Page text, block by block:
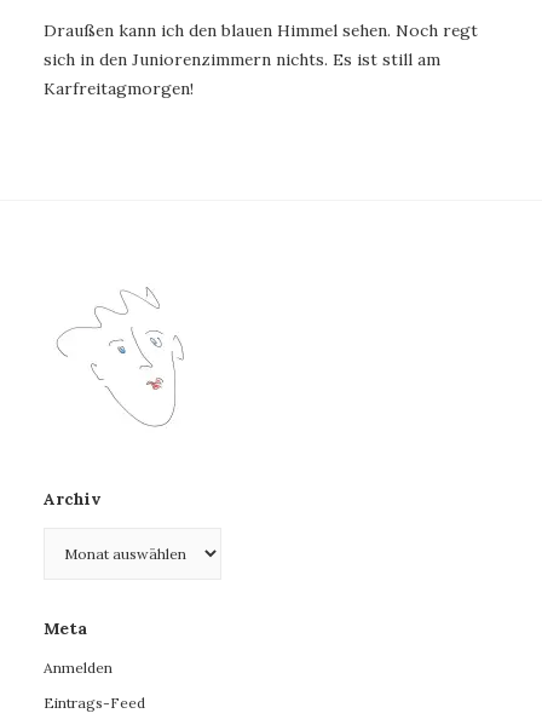
Draußen kann ich den blauen Himmel sehen. Noch regt
sich in den Juniorenzimmern nichts. Es ist still am
Karfreitagmorgen!
Archiv
Meta
Anmelden
Eintrags-Feed